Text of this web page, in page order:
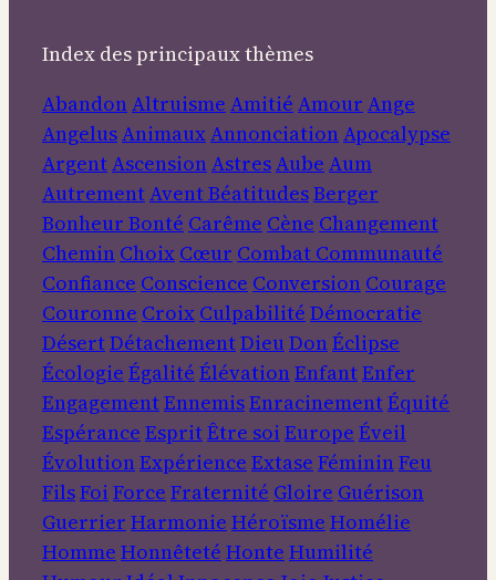
Index des principaux thèmes
AbandonAltruisme Amitié Amour Ange
AngelusAnimauxAnnonciationApocalypse
ArgentAscensionAstresAube Aum
AutrementAventBéatitudesBerger
Bonheur Bonté Carême Cène Changement
Chemin Choix Cœur Combat Communauté
Confiance Conscience Conversion Courage
Couronne Croix Culpabilité Démocratie
DésertDétachementDieuDonÉclipse
Écologie Égalité ÉlévationEnfantEnfer
EngagementEnnemisEnracinementÉquité
Espérance EspritÊtre soi Europe Éveil
ÉvolutionExpérience Extase FémininFeu
FilsFoi Force Fraternité Gloire Guérison
Guerrier Harmonie Héroïsme Homélie
Homme Honnêteté Honte Humilité